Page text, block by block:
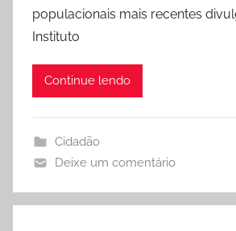
populacionais mais recentes
Instituto
Continue lendo
Cidadão
Deixe um comentário